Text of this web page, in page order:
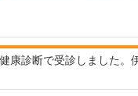
康診断で受診しました。